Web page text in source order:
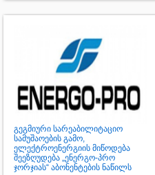
გეგმიური სარეაბილიტაციო
სამუშაოების გამო,
ელექტროენერგიის მიწოდება
შეეზღუდება „ენერგო-პრო
ჯორჯიას“ აბონენტების ნაწილს